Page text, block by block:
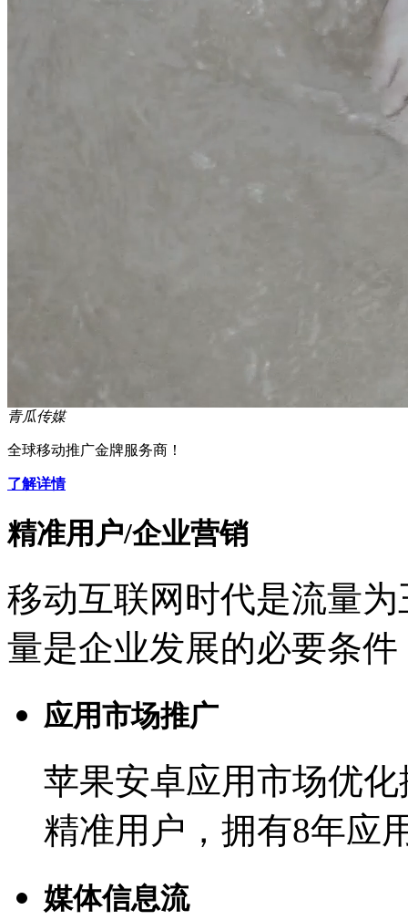
青瓜传媒
全球移动推广金牌服务商！
了解详情
精准用户/企业营销
移动互联网时代是流量
量是企业发展的必要条件
应用市场推广
苹果安卓应用市场优
精准用户，拥有8年应
媒体信息流